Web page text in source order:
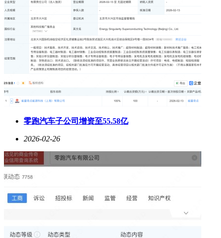
零跑汽车子公司增资至55.58亿
2026-02-26